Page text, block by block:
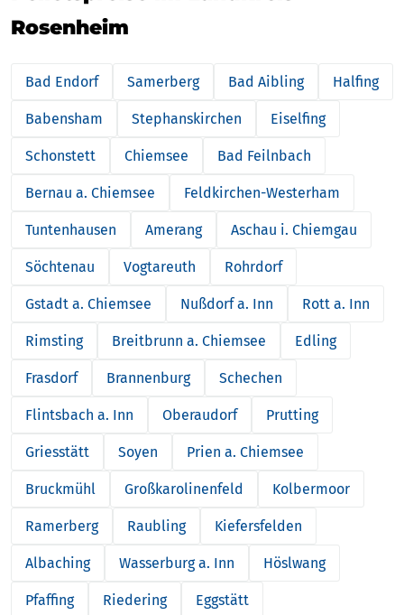
Rosenheim
Bad Endorf Samerberg Bad Aibling Halfing
Babensham Stephanskirchen Eiselfing
Schonstett Chiemsee Bad Feilnbach
Bernau a. Chiemsee Feldkirchen-Westerham
Tuntenhausen Amerang Aschau i. Chiemgau
Söchtenau Vogtareuth Rohrdorf
Gstadt a. Chiemsee Nußdorf a. Inn Rott a. Inn
Rimsting Breitbrunn a. Chiemsee Edling
Frasdorf Brannenburg Schechen
Flintsbach a. Inn Oberaudorf Prutting
Griesstätt Soyen Prien a. Chiemsee
Bruckmühl Großkarolinenfeld Kolbermoor
Ramerberg Raubling Kiefersfelden
Albaching Wasserburg a. Inn Höslwang
Pfaffing Riedering Eggstätt